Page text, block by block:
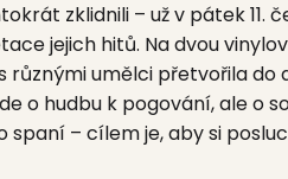
zklidnili – už v pátek 11.
jejich hitů. Na dvou
různými umělci přetvořila
o hudbu k pogování, ale o
– cílem je, aby si